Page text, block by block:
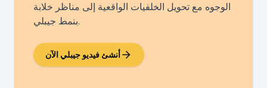
الوجوه مع تحويل الخلفيات الواقعية إلى مناظر خلابة
بنمط جيبلي.
أنشئ فيديو جيبلي الآن